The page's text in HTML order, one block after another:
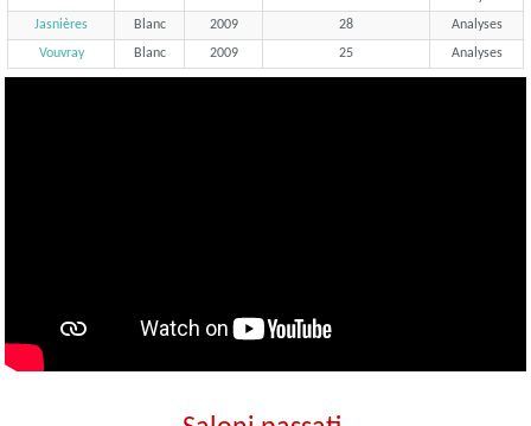
Jasnières
Blanc 2009 28
Analyses
Vouvray
Blanc 2009 25 Analyses